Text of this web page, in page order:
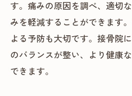
す。痛みの原因を調べ、適切
みを軽減することができます
よる予防も大切です。接骨院
のバランスが整い、より健康
できます。